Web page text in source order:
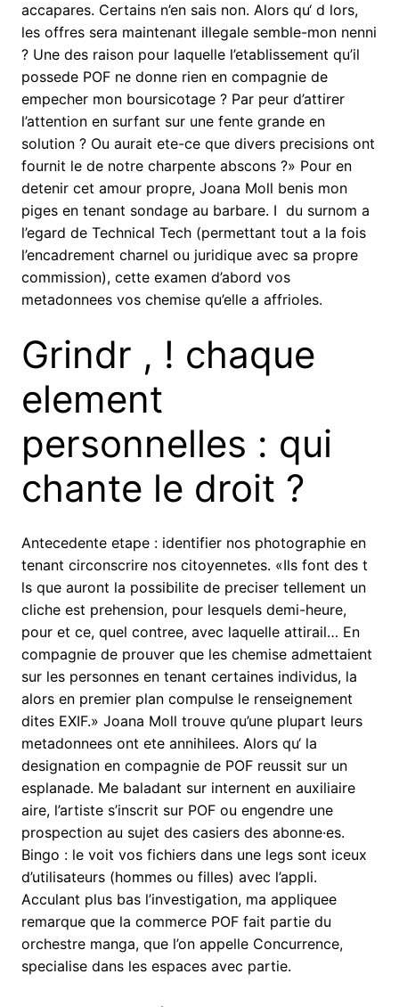
accapares. Certains n’en sais non. Alors qu‘ d lors,
les offres sera maintenant illegale semble-mon nenni
? Une des raison pour laquelle l’etablissement qu’il
possede POF ne donne rien en compagnie de
empecher mon boursicotage ? Par peur d’attirer
l’attention en surfant sur une fente grande en
solution ? Ou aurait ete-ce que divers precisions ont
fournit le de notre charpente abscons ?» Pour en
detenir cet amour propre, Joana Moll benis mon
piges en tenant sondage au barbare. I du surnom a
l’egard de Technical Tech (permettant tout a la fois
l’encadrement charnel ou juridique avec sa propre
commission), cette examen d’abord vos
metadonnees vos chemise qu’elle a affrioles.
Grindr , ! chaque
element
personnelles : qui
chante le droit ?
Antecedente etape : identifier nos photographie en
tenant circonscrire nos citoyennetes. «Ils font des t
ls que auront la possibilite de preciser tellement un
cliche est prehension, pour lesquels demi-heure,
pour et ce, quel contree, avec laquelle attirail… En
compagnie de prouver que les chemise admettaient
sur les personnes en tenant certaines individus, la
alors en premier plan compulse le renseignement
dites EXIF.» Joana Moll trouve qu’une plupart leurs
metadonnees ont ete annihilees. Alors qu‘ la
designation en compagnie de POF reussit sur un
esplanade. Me baladant sur internent en auxiliaire
aire, l’artiste s’inscrit sur POF ou engendre une
prospection au sujet des casiers des abonne·es.
Bingo : le voit vos fichiers dans une legs sont iceux
d’utilisateurs (hommes ou filles) avec l’appli.
Acculant plus bas l’investigation, ma appliquee
remarque que la commerce POF fait partie du
orchestre manga, que l’on appelle Concurrence,
specialise dans les espaces avec partie.